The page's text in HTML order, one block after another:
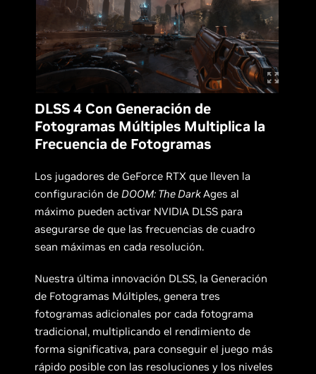
DLSS 4 Con Generación de
Fotogramas Múltiples Multiplica la
Frecuencia de Fotogramas
Los jugadores de GeForce RTX que lleven la
configuración de DOOM: The DarkAges al
máximo pueden activar NVIDIA DLSS para
asegurarse de que las frecuencias de cuadro
sean máximas en cada resolución.
Nuestra última innovación DLSS, la Generación
de Fotogramas Múltiples, genera tres
fotogramas adicionales por cada fotograma
tradicional, multiplicando el rendimiento de
forma significativa, para conseguir el juego más
rápido posible con las resoluciones y los niveles